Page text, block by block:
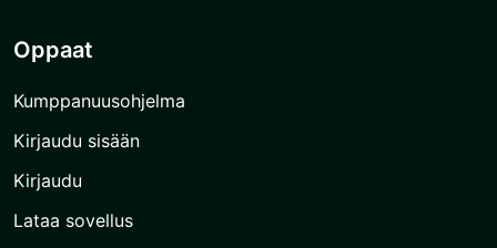
Oppaat
Kumppanuusohjelma
Kirjaudu sisään
Kirjaudu
Lataa sovellus